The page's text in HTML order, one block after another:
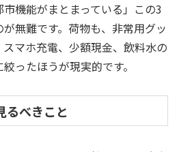
機能がまとまっている」この3
無難です。荷物も、非常用グッ
マホ充電、少額現金、飲料水の
ったほうが現実的です。
るべきこと